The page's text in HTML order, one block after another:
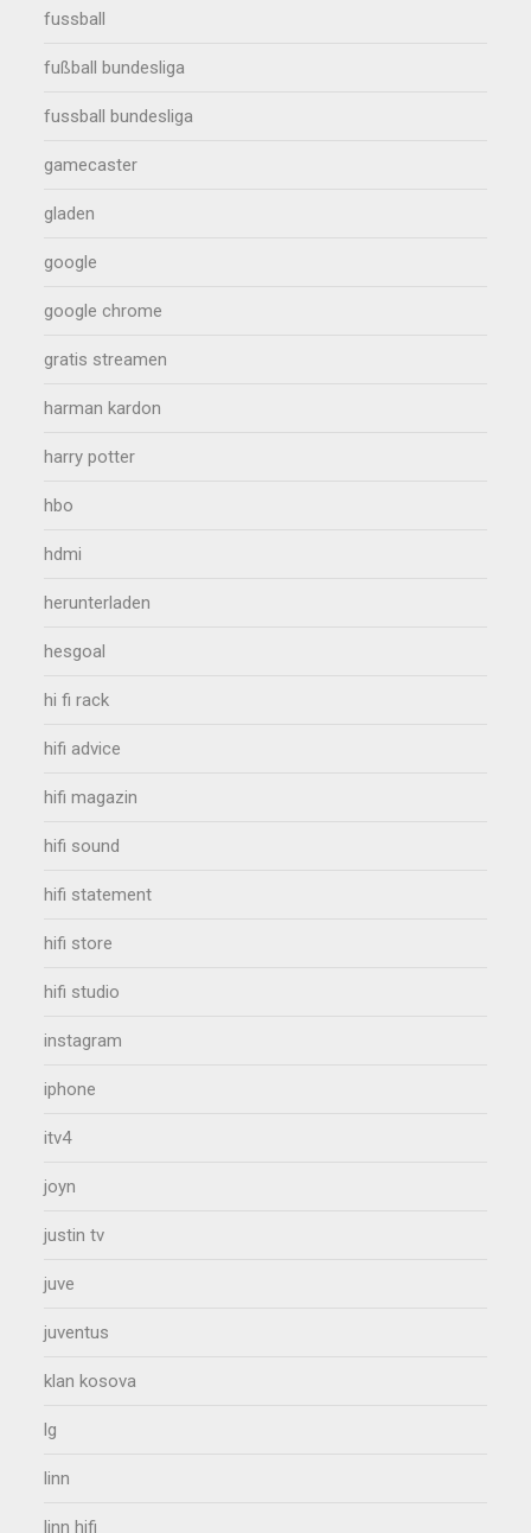
fussball
fußball bundesliga
fussball bundesliga
gamecaster
gladen
google
google chrome
gratis streamen
harman kardon
harry potter
hbo
hdmi
herunterladen
hesgoal
hi fi rack
hifi advice
hifi magazin
hifi sound
hifi statement
hifi store
hifi studio
instagram
iphone
itv4
joyn
justin tv
juve
juventus
klan kosova
lg
linn
linn hifi